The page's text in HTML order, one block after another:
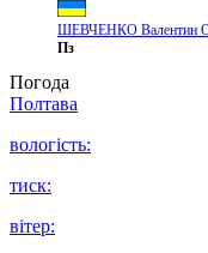
ШЕВЧЕНКО Валентин
Пз
Погода
Полтава
вологість:
тиск:
вітер: